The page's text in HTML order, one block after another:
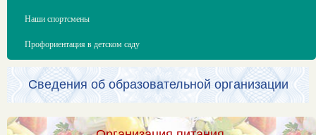
Наши спортсмены
Профориентация в детском саду
Сведения об образовательной организации